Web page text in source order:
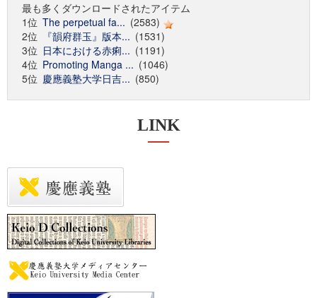
最も多くダウンロードされたアイテム
1位 The perpetual fa... (2583)
2位
『韻府群玉』版本... (1531)
3位 日本における赤痢... (1191)
4位 Promoting Manga ... (1046)
5位 慶應義塾大学日吉... (850)
LINK